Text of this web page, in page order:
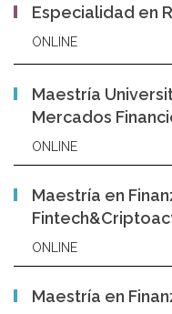
Especialidad en
ONLINE
Maestría
Mercados
ONLINE
Maestría en
ONLINE
Maestría en